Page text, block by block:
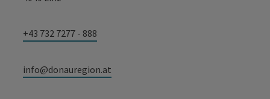
+43 732 7277 - 888
info@donauregion.at